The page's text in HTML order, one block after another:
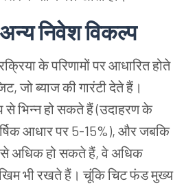
निवेश विकल्प
के परिणामों पर आधारित होते
जो ब्याज की गारंटी देते हैं।
से भिन्न हो सकते हैं (उदाहरण के
आधार पर 5-15%), और जबकि
से अधिक हो सकते हैं, वे अधिक
भी रखते हैं। चूंकि चिट फंड मुख्य